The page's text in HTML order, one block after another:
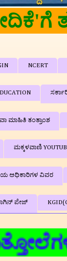
NCERT
ಮಾಹಿತಿ ತಂತ್ರಾಂಶ
ಮಕ್ಕಳವಾಣಿ
ಅಧಿಕಾರಿಗಳ ವಿವರ
ಪೇಜ್